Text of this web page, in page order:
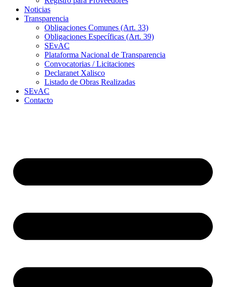
Noticias
Transparencia
Obligaciones Comunes (Art. 33)
Obligaciones Específicas (Art. 39)
SEvAC
Plataforma Nacional de Transparencia
Convocatorias / Licitaciones
Declaranet Xalisco
Listado de Obras Realizadas
SEvAC
Contacto